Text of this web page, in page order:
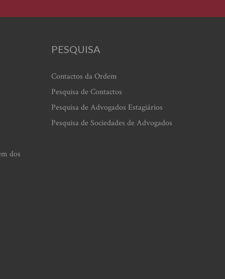
dos
PESQUISA
Contactos da Ordem
Pesquisa de Contactos
Pesquisa de Advogados Estagiários
Pesquisa de Sociedades de Advogados